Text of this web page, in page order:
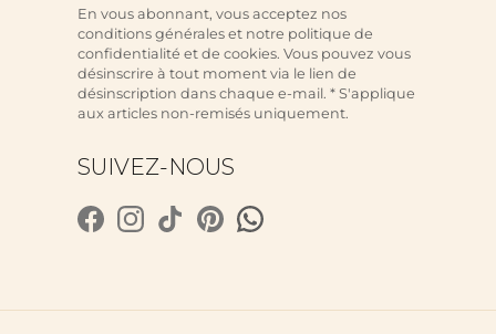
En vous abonnant, vous acceptez nos
conditions générales et notre politique de
confidentialité et de cookies. Vous pouvez vous
désinscrire à tout moment via le lien de
désinscription dans chaque e-mail. * S'applique
aux articles non-remisés uniquement.
SUIVEZ-NOUS